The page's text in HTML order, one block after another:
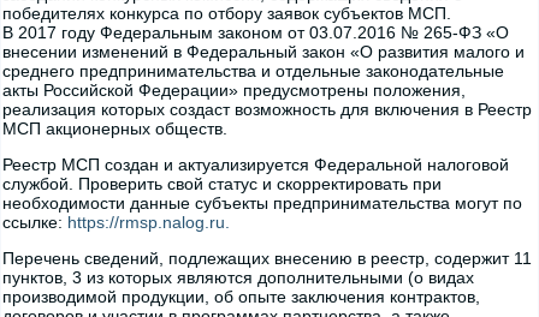
победителях конкурса по отбору заявок субъектов МСП.
В 2017 году Федеральным законом от 03.07.2016 № 265-ФЗ «О
внесении изменений в Федеральный закон «О развития малого и
среднего предпринимательства и отдельные законодательные
акты Российской Федерации» предусмотрены положения,
реализация которых создаст возможность для включения в Реестр
МСП акционерных обществ.
Реестр МСП создан и актуализируется Федеральной налоговой
службой. Проверить свой статус и скорректировать при
необходимости данные субъекты предпринимательства могут по
ссылке: https://rmsp.nalog.ru.
Перечень сведений, подлежащих внесению в реестр, содержит 11
пунктов, 3 из которых являются дополнительными (о видах
производимой продукции, об опыте заключения контрактов,